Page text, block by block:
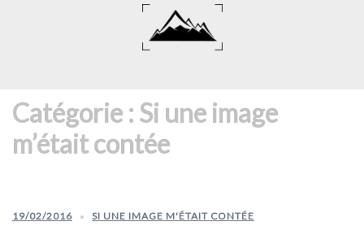
Catégorie : Si une image
m’était contée
19/02/2016 SI UNE IMAGE M'ÉTAIT CONTÉE